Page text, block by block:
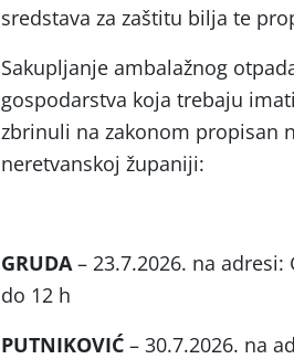
sredstava za zaštitu bilja te
Sakupljanje ambalažnog
gospodarstva koja trebaju
zbrinuli na zakonom propisan
neretvanskoj županiji:
GRUDA– 23.7.2026. na adresi:
do 12 h
PUTNIKOVIĆ – 30.7.2026. na